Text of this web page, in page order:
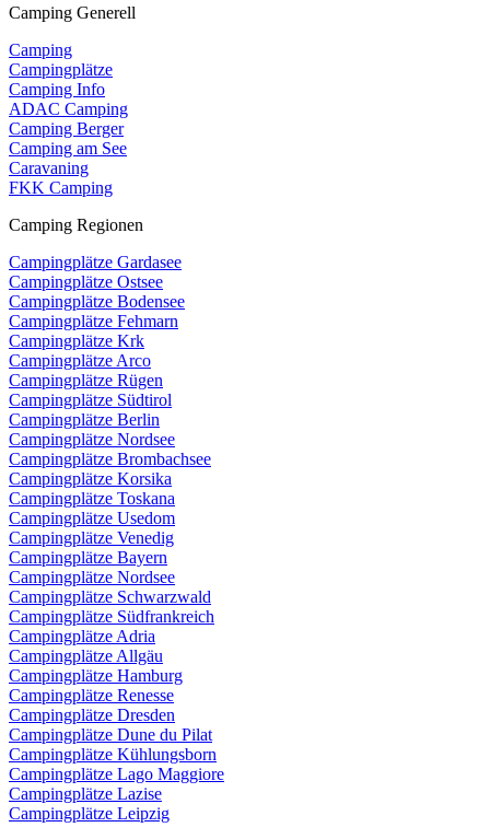
Camping Generell
Camping
Campingplätze
Camping Info
ADAC Camping
Camping Berger
Camping am See
Caravaning
FKK Camping
Camping Regionen
Campingplätze Gardasee
Campingplätze Ostsee
Campingplätze Bodensee
Campingplätze Fehmarn
Campingplätze Krk
Campingplätze Arco
Campingplätze Rügen
Campingplätze Südtirol
Campingplätze Berlin
Campingplätze Nordsee
Campingplätze Brombachsee
Campingplätze Korsika
Campingplätze Toskana
Campingplätze Usedom
Campingplätze Venedig
Campingplätze Bayern
Campingplätze Nordsee
Campingplätze Schwarzwald
Campingplätze Südfrankreich
Campingplätze Adria
Campingplätze Allgäu
Campingplätze Hamburg
Campingplätze Renesse
Campingplätze Dresden
Campingplätze Dune du Pilat
Campingplätze Kühlungsborn
Campingplätze Lago Maggiore
Campingplätze Lazise
Campingplätze Leipzig